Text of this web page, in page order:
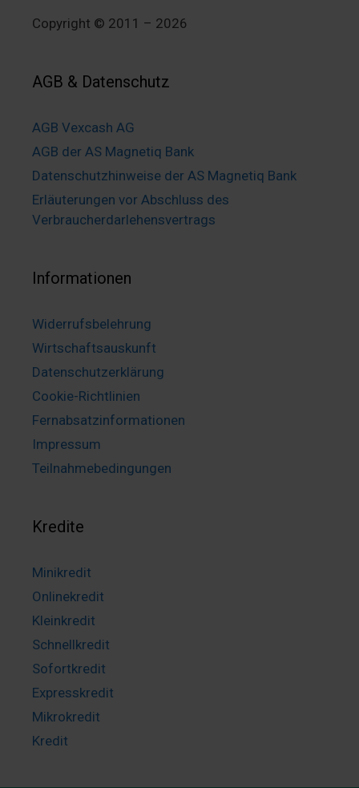
Copyright © 2011 – 2026
AGB & Datenschutz
AGB Vexcash AG
AGB der AS Magnetiq Bank
Datenschutzhinweise der AS Magnetiq Bank
Erläuterungen vor Abschluss des
Verbraucherdarlehensvertrags
Informationen
Widerrufsbelehrung
Wirtschaftsauskunft
Datenschutzerklärung
Cookie-Richtlinien
Fernabsatzinformationen
Impressum
Teilnahmebedingungen
Kredite
Minikredit
Onlinekredit
Kleinkredit
Schnellkredit
Sofortkredit
Expresskredit
Mikrokredit
Kredit